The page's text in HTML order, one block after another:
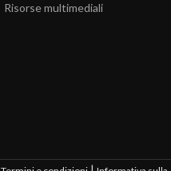
Risorse multimediali